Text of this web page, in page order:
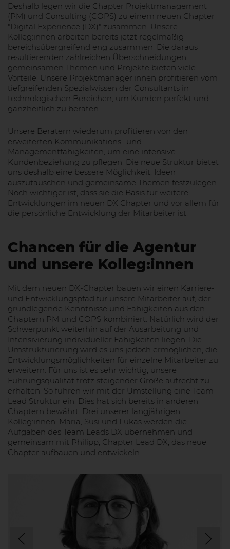
Deshalb legen wir die Chapter Projektmanagement
(PM) und Consulting (COPS) zu einem neuen Chapter
"Digital Experience (DX)" zusammen. Unsere
Kolleg:innen arbeiten bereits jetzt regelmäßig
bereichsübergreifend eng zusammen. Die daraus
resultierenden zahlreichen Überschneidungen,
gemeinsamen Themen und Projekte bieten viele
Vorteile. Unsere Projektmanager:innen profitieren vom
tiefgreifenden Spezialwissen der Consultants in
technologischen Bereichen, um Kunden perfekt und
ganzheitlich zu beraten.
Unsere Beratern wiederum profitieren von den
erweiterten Kommunikations- und
Managementfähigkeiten, um eine intensive
Kundenbeziehung zu pflegen. Die neue Struktur bietet
uns deshalb eine bessere Möglichkeit, Ideen
auszutauschen und gemeinsame Themen festzulegen.
Noch wichtiger ist, dass sie die Basis für weitere
Entwicklungen im neuen DX Chapter und vor allem für
die persönliche Entwicklung der Mitarbeiter ist.
Chancen für die Agentur
und unsere Kolleg:innen
Mit dem neuen DX-Chapter bauen wir einen Karriere-
und Entwicklungspfad für unsere Mitarbeiter auf, der
grundlegende Kenntnisse und Fähigkeiten aus den
Chaptern PM und COPS kombiniert. Natürlich wird der
Schwerpunkt weiterhin auf der Ausarbeitung und
Intensivierung individueller Fähigkeiten liegen. Die
Umstrukturierung wird es uns jedoch ermöglichen, die
Entwicklungsmöglichkeiten für einzelne Mitarbeiter zu
erweitern. Für uns ist es sehr wichtig, unsere
Führungsqualität trotz steigender Größe aufrecht zu
erhalten. So führen wir mit der Umstellung eine Team
Lead Struktur ein. Dies hat sich bereits in anderen
Chaptern bewährt. Drei unserer langjährigen
Kolleg:innen, Maria, Susi und Lukas werden die
Aufgaben des Team Leads DX übernehmen und
gemeinsam mit Philipp, Chapter Lead DX, das neue
Chapter aufbauen und entwickeln.